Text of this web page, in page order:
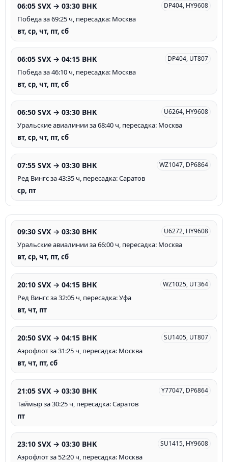
06:05 SVX → 03:30 BHK DP404, HY9608
Победа за 69:25 ч, пересадка: Москва
вт, ср, чт, пт, сб
06:05 SVX → 04:15 BHK DP404, UT807
Победа за 46:10 ч, пересадка: Москва
вт, ср, чт, пт, сб
06:50 SVX → 03:30 BHK U6264, HY9608
Уральские авиалинии за 68:40 ч, пересадка: Москва
вт, ср, чт, пт, сб
07:55 SVX → 03:30 BHK WZ1047, DP6864
Ред Вингс за 43:35 ч, пересадка: Саратов
ср, пт
09:30 SVX → 03:30 BHK U6272, HY9608
Уральские авиалинии за 66:00 ч, пересадка: Москва
вт, ср, чт, пт, сб
20:10 SVX → 04:15 BHK WZ1025, UT364
Ред Вингс за 32:05 ч, пересадка: Уфа
вт, чт, пт
20:50 SVX → 04:15 BHK SU1405, UT807
Аэрофлот за 31:25 ч, пересадка: Москва
вт, чт, пт, сб
21:05 SVX → 03:30 BHK Y77047, DP6864
Таймыр за 30:25 ч, пересадка: Саратов
пт
23:10 SVX → 03:30 BHK SU1415, HY9608
Аэрофлот за 52:20 ч, пересадка: Москва